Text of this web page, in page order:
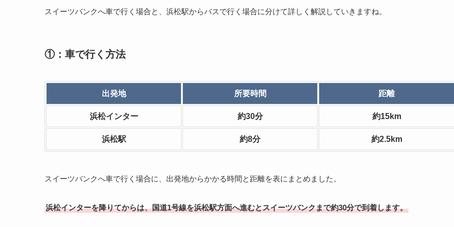
スイーツバンクへ車で行く場合と、浜松駅からバスで行く場合に分けて詳しく解説していきますね。
①：車で行く方法
出発地 所要時間 距離
浜松インター 約30分 約15km
浜松駅 約8分 約2.5km
スイーツバンクへ車で行く場合に、出発地からかかる時間と距離を表にまとめました。
浜松インターを降りてからは、国道1号線を浜松駅方面へ進むとスイーツバンクまで約30分で到着します。